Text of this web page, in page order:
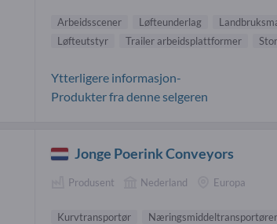
Arbeidsscener Løfteunderlag
Løfteutstyr
Trailer arbeidsplattformer
Ytterligere informasjon-
Produkter fra denne selgeren
Jonge Poerink Conveyors
Produsent Nederland Europa
Kurvtransportør Næringsmiddeltransportører